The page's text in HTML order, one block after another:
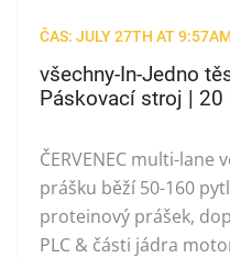
ČAS: JULY 27TH AT
všechny-In-Jedno
Páskovací stroj |
ČERVENEC multi-
prášku běží 50-160
proteinový prášek,
PLC & části jádra